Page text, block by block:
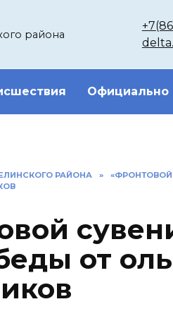
района
Официально
РАЙОНА »
от